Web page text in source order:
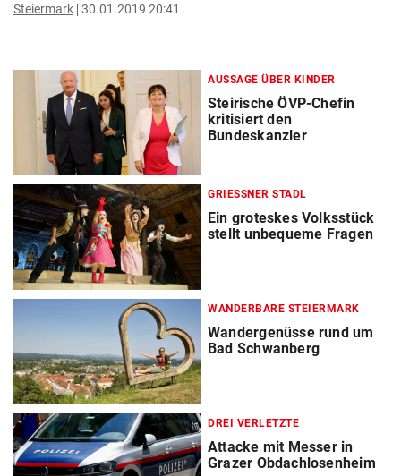
Steiermark 30.01.2019 20:41
AUSSAGE ÜBER KINDER
Steirische ÖVP-Chefin
kritisiert den
Bundeskanzler
GRIESSNER STADL
Ein groteskes Volksstück
stellt unbequeme Fragen
WANDERBARE STEIERMARK
Wandergenüsse rund um
Bad Schwanberg
DREI VERLETZTE
Attacke mit Messer in
Grazer Obdachlosenheim